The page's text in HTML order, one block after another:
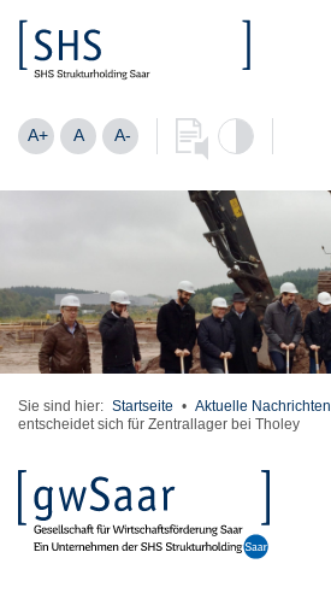
A+ A A-
Sie sind hier: Startseite • Aktuelle Nachrichten
entscheidet sich für Zentrallager bei Tholey